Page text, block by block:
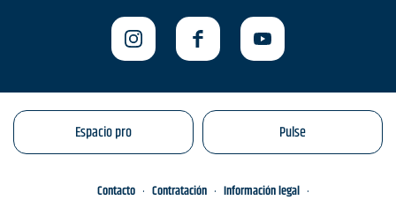
Espacio pro Pulse
Contacto Contratación Información legal